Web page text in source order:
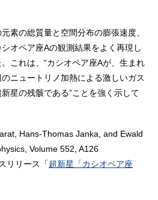
素の総質量と空間分布の膨張速度、
オペア座Aの観測結果をよく再現し
これは、“カシオペア座Aが、生まれ
ニュートリノ加熱による激しいガス
星の残骸である”ことを強く示して
Hans-Thomas Janka, and Ewald
Volume 552, A126
リリース「超新星「カシオペア座